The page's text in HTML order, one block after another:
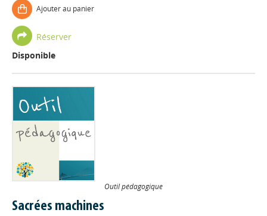
Ajouter au panier
Réserver
Disponible
Outil pédagogique
Sacrées machines